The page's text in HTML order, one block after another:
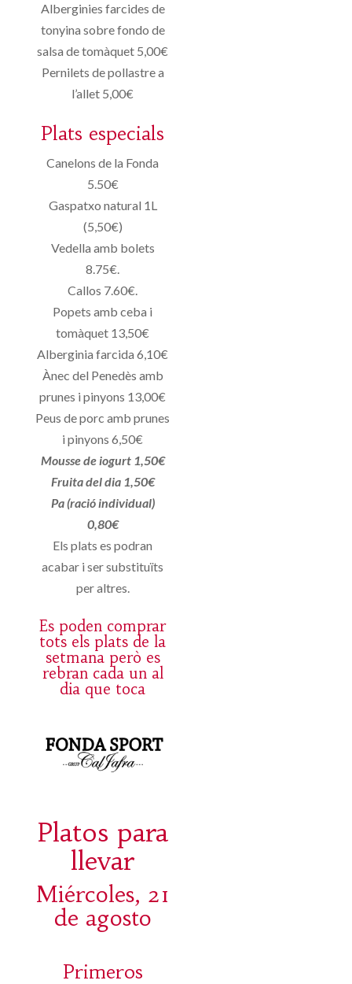
Alberginies farcides de
tonyina sobre fondo de
salsa de tomàquet 5,00€
Pernilets de pollastre a
l’allet 5,00€
Plats especials
Canelons de la Fonda
5.50€
Gaspatxo natural 1L
(5,50€)
Vedella amb bolets
8.75€.
Callos 7.60€.
Popets amb ceba i
tomàquet 13,50€
Alberginia farcida 6,10€
Ànec del Penedès amb
prunes i pinyons 13,00€
Peus de porc amb prunes
i pinyons 6,50€
Mousse de iogurt 1,50€
Fruita del dia 1,50€
Pa (ració individual)
0,80€
Els plats es podran
acabar i ser substituïts
per altres.
Es poden comprar
tots els plats de la
setmana però es
rebran cada un al
dia que toca
Platos para
llevar
Miércoles, 21
de agosto
Primeros